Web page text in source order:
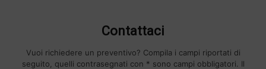
Contattaci
Vuoi richiedere un preventivo? Compila i campi riportati di
seguito, quelli contrasegnati con * sono campi obbligatori. Il